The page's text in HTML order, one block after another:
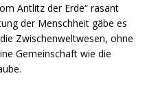
Antlitz der Erde“ rasant
der Menschheit gäbe es
Zwischenweltwesen, ohne
Gemeinschaft wie die